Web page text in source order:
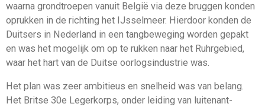
waarna grondtroepen vanuit België via deze bruggen konden
oprukken in de richting het IJsselmeer. Hierdoor konden de
Duitsers in Nederland in een tangbeweging worden gepakt
en was het mogelijk om op te rukken naar het Ruhrgebied,
waar het hart van de Duitse oorlogsindustrie was.
Het plan was zeer ambitieus en snelheid was van belang.
Het Britse 30e Legerkorps, onder leiding van luitenant-